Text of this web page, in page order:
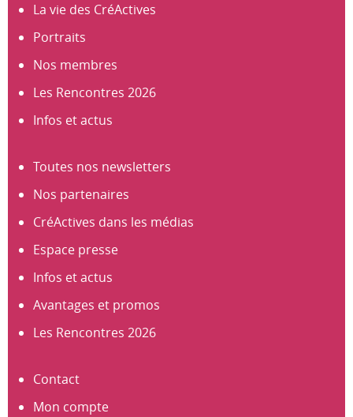
La vie des CréActives
Portraits
Nos membres
Les Rencontres 2026
Infos et actus
Toutes nos newsletters
Nos partenaires
CréActives dans les médias
Espace presse
Infos et actus
Avantages et promos
Les Rencontres 2026
Contact
Mon compte